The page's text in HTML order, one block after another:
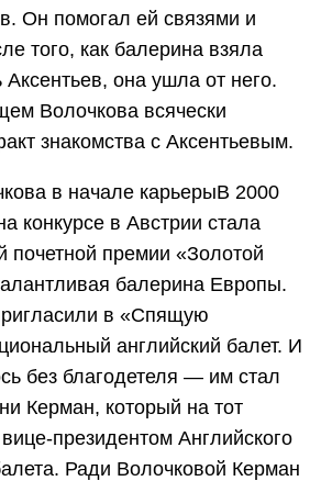
Он помогал ей связями и
того, как балерина взяла
Аксентьев, она ушла от него.
Волочкова всячески
знакомства с Аксентьевым.
в начале карьерыВ 2000
конкурсе в Австрии стала
почетной премии «Золотой
балерина Европы.
в «Спящую
английский балет. И
без благодетеля — им стал
Керман, который на тот
президентом Английского
Ради Волочковой Керман